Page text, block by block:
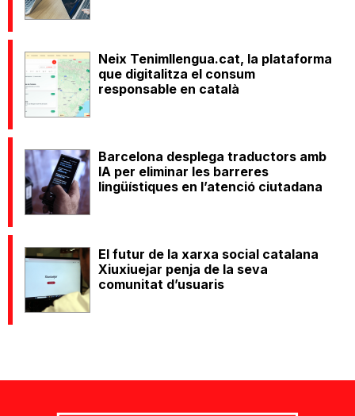
Neix Tenimllengua.cat, la plataforma
que digitalitza el consum
responsable en català
Barcelona desplega traductors amb
IA per eliminar les barreres
lingüístiques en l’atenció ciutadana
El futur de la xarxa social catalana
Xiuxiuejar penja de la seva
comunitat d’usuaris